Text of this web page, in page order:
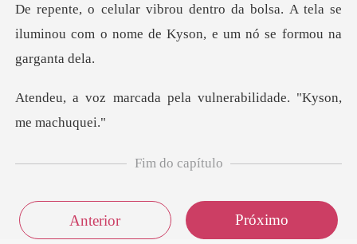
olsa. A tela se
iluminou com o nome de K
pela vulnerabilidade.
Fim do capítulo
Anterior Próximo